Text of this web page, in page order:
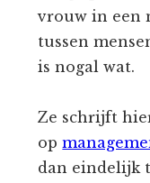
vrouw in een
tussen
is nogal wat.
Ze schrijft
op
dan eindelijk